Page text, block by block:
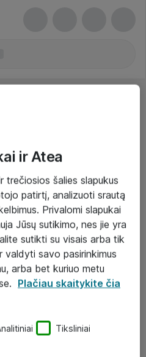
ir Atea
trečiosios šalies slapukus
patirtį, analizuoti srautą
Privalomi slapukai
Jūsų sutikimo, nes jie yra
sutikti su visais arba tik
valdyti savo pasirinkimus
arba bet kuriuo metu
Plačiau skaitykite čia
Tiksliniai